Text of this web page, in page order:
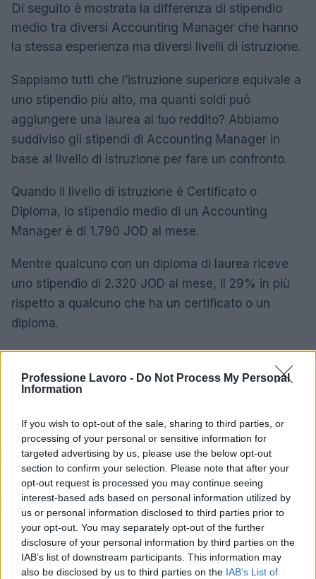
Professione Lavoro - Do Not Process My Personal
Information
If you wish to opt-out of the sale, sharing to third parties, or
processing of your personal or sensitive information for
targeted advertising by us, please use the below opt-out
section to confirm your selection. Please note that after your
opt-out request is processed you may continue seeing
interest-based ads based on personal information utilized by
us or personal information disclosed to third parties prior to
your opt-out. You may separately opt-out of the further
disclosure of your personal information by third parties on the
IAB’s list of downstream participants. This information may
also be disclosed by us to third parties on the IAB’s List of
Di seguito è mostrata la differenza di stipendio
medio tra diversi Accounting Manager che hanno
la stessa esperienza ma diversi livelli di istruzione.
Sappiamo tutti che l’istruzione superiore equivale a
uno stipendio più alto, ma quanti soldi può
aggiungere una laurea al tuo reddito? Abbiamo
suddiviso gli stipendi di Accounting Manager in
base al livello di istruzione per fare un confronto.
Quando il livello di istruzione è Certificato o
Diploma, lo stipendio medio di un Accounting
Manager è di 1.790 JOD al mese.
Mentre qualcuno con un diploma di laurea riceve
uno stipendio di 2.320 JOD al mese, il 29% in più
rispetto a qualcuno che ha un certificato o un
diploma.
Un Master riceve al suo titolare uno stipendio
medio di 3.310 JOD al mese, il 43% in più rispetto a
chi ha una laurea.
Differenza di stipendio medio di Accounting
Manager per livello di istruzione in
Giordania
Certificato o Diploma
1.790
JOD
Laurea triennale + 29%
2.320
JOD